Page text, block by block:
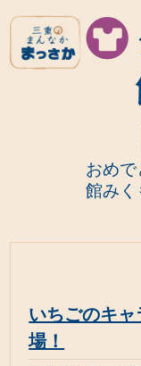
おめ
館みく
いちごのキ
場！